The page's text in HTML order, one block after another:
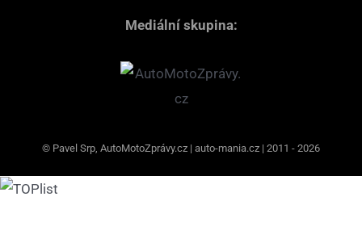
Mediální skupina:
© Pavel Srp, AutoMotoZprávy.cz | auto-mania.cz | 2011 - 2026